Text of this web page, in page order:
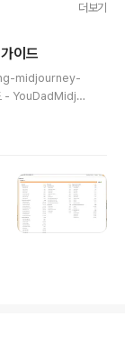
더보기
이드
midjourney-
- YouDadMidjo
를 생성하기 위해